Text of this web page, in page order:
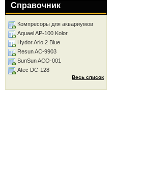
Справочник
Компресоры для аквариумов
Aquael AP-100 Kolor
Hydor Ario 2 Blue
Resun AC-9903
SunSun ACO-001
Atec DC-128
Весь список